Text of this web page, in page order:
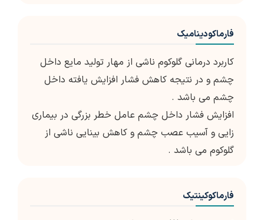
فارماکودینامیک
کاربرد درمانی گلوکوم ناشی از مهار تولید مایع داخل
چشم و در نتیجه کاهش فشار افزایش یافته داخل
چشم می باشد .
افزایش فشار داخل چشم عامل خطر بزرگی در بیماری
زایی و آسیب عصب چشم و کاهش بینایی ناشی از
گلوکوم می باشد .
فارماکوکینتیک